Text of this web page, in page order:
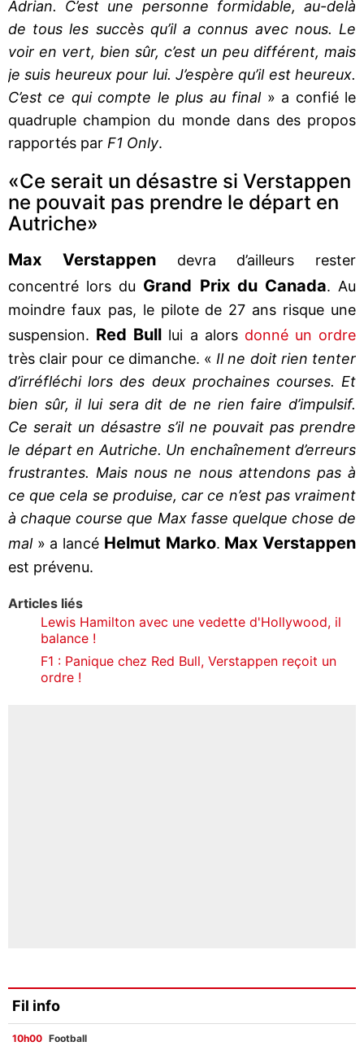
Adrian. C’est une personne formidable, au-delà
de tous les succès qu’il a connus avec nous. Le
voir en vert, bien sûr, c’est un peu différent, mais
je suis heureux pour lui. J’espère qu’il est heureux.
C’est ce qui compte le plus au final» a confié le
quadruple champion du monde dans des propos
rapportés par F1 Only.
«Ce serait un désastre si Verstappen
ne pouvait pas prendre le départ en
Autriche»
Max Verstappendevra d’ailleurs rester
concentré lors du Grand Prix du Canada. Au
moindre faux pas, le pilote de 27 ans risque une
suspension. Red Bull lui a alors donné un ordre
très clair pour ce dimanche. « Il ne doit rien tenter
d’irréfléchi lors des deux prochaines courses. Et
bien sûr, il lui sera dit de ne rien faire d’impulsif.
Ce serait un désastre s’il ne pouvait pas prendre
le départ en Autriche. Un enchaînement d’erreurs
frustrantes. Mais nous ne nous attendons pas à
ce que cela se produise, car ce n’est pas vraiment
à chaque course que Max fasse quelque chose de
mal » a lancé Helmut Marko. Max Verstappen
est prévenu.
Articles liés
Lewis Hamilton avec une vedette d'Hollywood, il
balance !
F1 : Panique chez Red Bull, Verstappen reçoit un
ordre !
Fil info
10h00 Football